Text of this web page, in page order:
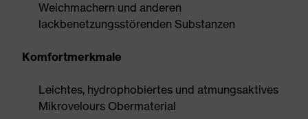
Weichmachern und anderen
lackbenetzungsstörenden Substanzen
Komfortmerkmale
Leichtes, hydrophobiertes und atmungsaktives
Mikrovelours Obermaterial